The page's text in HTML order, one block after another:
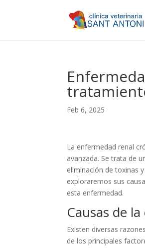
Feb 6, 2025
La enfermedad renal
avanzada. Se trata de
eliminación de toxinas
exploraremos sus
esta enfermedad.
Causas de
Existen diversas
de los principales